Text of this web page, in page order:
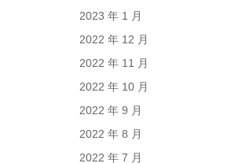
2023 年 1 月
2022 年 12 月
2022 年 11 月
2022 年 10 月
2022 年 9 月
2022 年 8 月
2022 年 7 月